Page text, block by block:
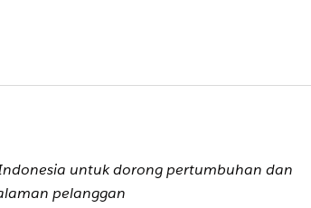
untuk dorong pertumbuhan dan
pelanggan